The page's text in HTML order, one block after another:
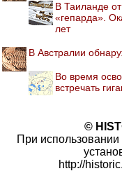
В Таиланде
«гепарда».
лет
В Австралии
Во время
встречать
©
При использовании
http://